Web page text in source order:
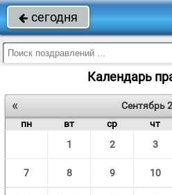
 сегодня
Календарь
«
Сентябрь
пн
вт ср чт
1
2 3
7 8 9 10